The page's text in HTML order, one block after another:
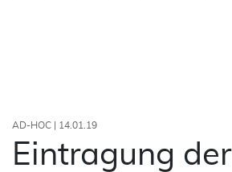
AD-HOC | 14.01.19
Eintragung der